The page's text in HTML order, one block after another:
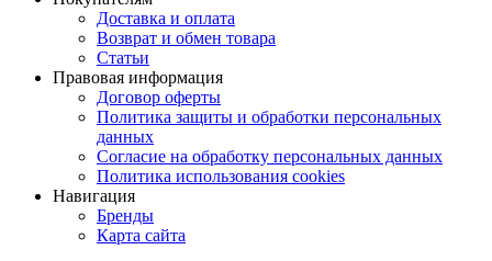
Доставка и оплата
Возврат и обмен товара
Статьи
Правовая информация
Договор оферты
Политика защиты и обработки персональных
данных
Согласие на обработку персональных данных
Политика использования cookies
Навигация
Бренды
Карта сайта